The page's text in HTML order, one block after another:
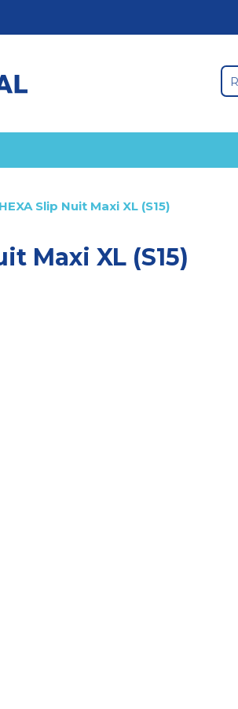
HEXA Slip Nuit Maxi XL (S15)
Maxi XL (S15)